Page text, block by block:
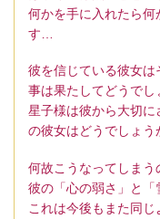
何かを手に入れたら何
す…
彼を信じている彼女
事は果たしてどうで
星子様は彼から大切
の彼女はどうでしょう
何故こうなってしまう
彼の「心の弱さ」と「
これは今後もまた同